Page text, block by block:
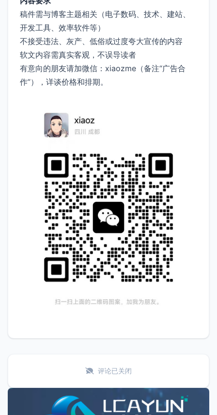
稿件需与博客主题相关（电子数码、技术、建站、
开发工具、效率软件等）
不接受违法、灰产、低俗或过度夸大宣传的内容
软文内容需真实客观，不误导读者
有意向的朋友请加微信：xiaozme（备注“广告合
作”），详谈价格和排期。
评论已关闭